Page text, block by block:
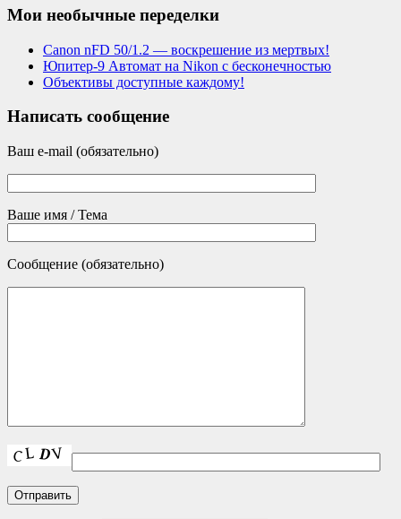
Мои необычные переделки
Canon nFD 50/1.2 — воскрешение из мертвых!
Юпитер-9 Автомат на Nikon с бесконечностью
Объективы доступные каждому!
Написать сообщение
Ваш e-mail (обязательно)
Ваше имя / Тема
Сообщение (обязательно)